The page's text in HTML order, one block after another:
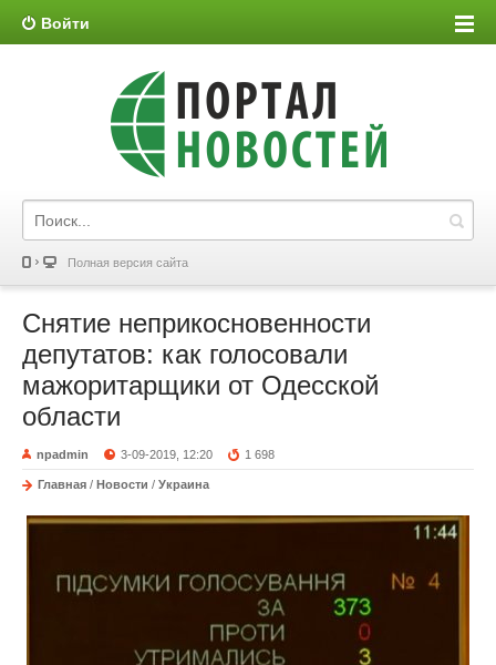
Войти
Полная версия сайта
Снятие неприкосновенности
депутатов: как голосовали
мажоритарщики от Одесской
области
npadmin 3-09-2019, 12:20 1 698
Главная / Новости / Украина